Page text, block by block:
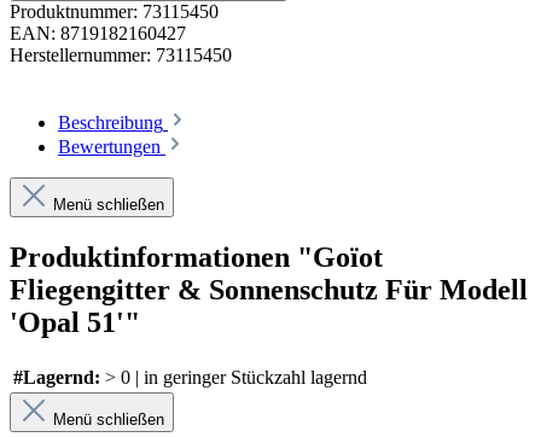
Produktnummer: 73115450
EAN: 8719182160427
Herstellernummer: 73115450
Beschreibung
Bewertungen
Menü schließen
Produktinformationen "Goïot
Fliegengitter & Sonnenschutz Für Modell
'Opal 51'"
#Lagernd: > 0 | in geringer Stückzahl lagernd
Menü schließen